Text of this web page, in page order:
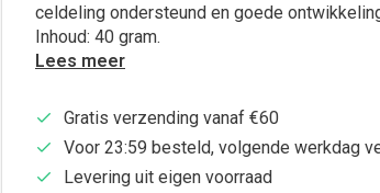
celdeling ondersteund en goede
Inhoud: 40 gram.
Lees meer
Gratis verzending vanaf €60
Voor 23:59 besteld, volgende werkdag
Levering uit eigen voorraad